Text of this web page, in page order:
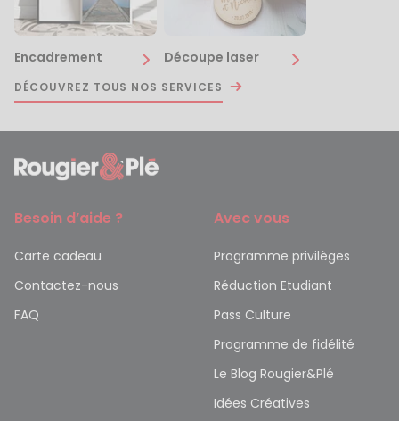
Encadrement Découpe laser
DÉCOUVREZ TOUS NOS SERVICES
Besoin d’aide ?
Carte cadeau
Contactez-nous
FAQ
Avec vous
Programme privilèges
Réduction Etudiant
Pass Culture
Programme de fidélité
Le Blog Rougier&Plé
Idées Créatives